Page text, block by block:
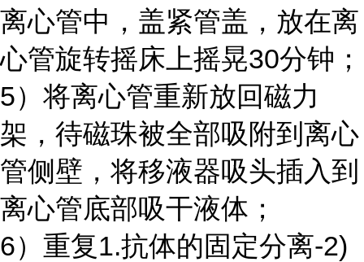
离心管中，盖紧管盖，放在离
心管旋转摇床上摇晃30分钟；
5）将离心管重新放回磁力
架，待磁珠被全部吸附到离心
管侧壁，将移液器吸头插入到
离心管底部吸干液体；
6）重复1.抗体的固定分离-2)